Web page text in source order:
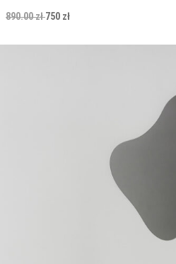
890.00 zł 750 zł